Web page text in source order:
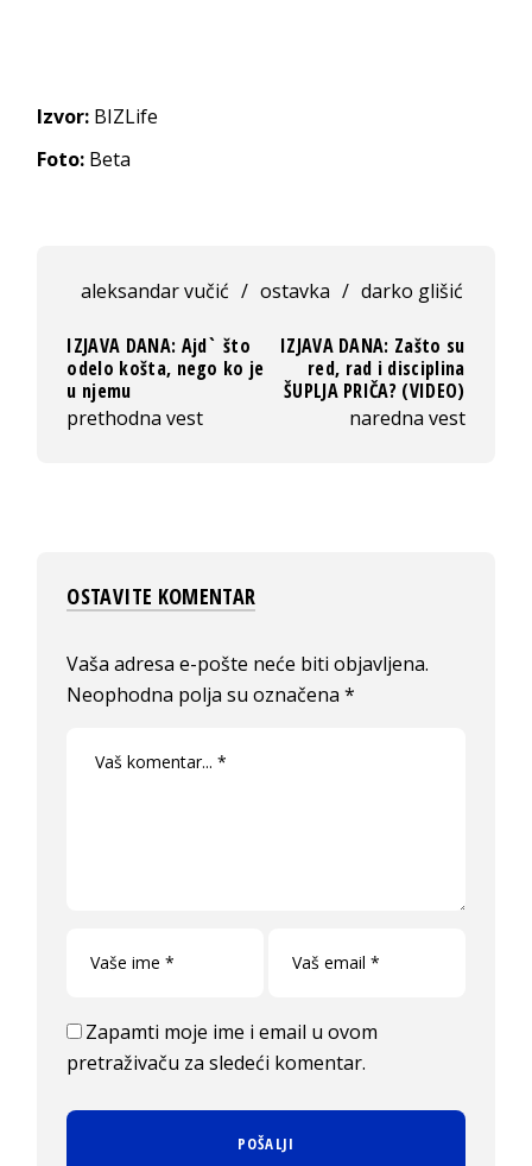
Izvor: BIZLife
Foto: Beta
aleksandar vučić / ostavka / darko glišić
IZJAVA DANA: Аjd` što
odelo košta, nego ko je
u njemu
prethodna vest
IZJAVA DANA: Zašto su
red, rad i disciplina
ŠUPLJA PRIČA? (VIDEO)
naredna vest
OSTAVITE KOMENTAR
Vaša adresa e-pošte neće biti objavljena.
Neophodna polja su označena*
Zapamti moje ime i email u ovom
pretraživaču za sledeći komentar.